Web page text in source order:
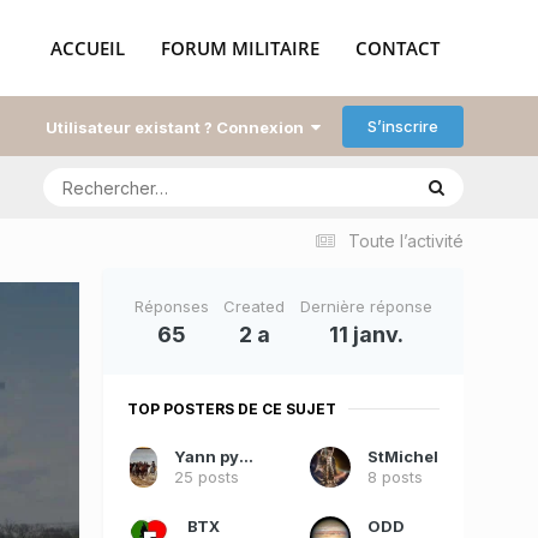
ACCUEIL FORUM MILITAIRE CONTACT
Utilisateur existant ? Connexion S’inscrire
Toute l’activité
Réponses
65
Created
2 a
Dernière réponse
11 janv.
TOP POSTERS DE CE SUJET
Yann pyromane
25 posts
StMichel
8 posts
BTX
ODD